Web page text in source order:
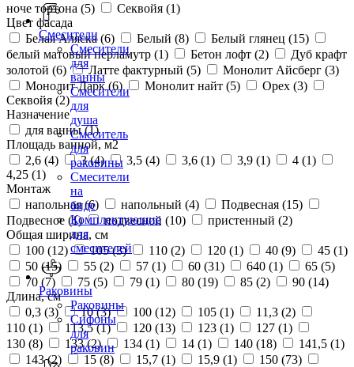
Смесители
Смесители
для
ванны
Смесители
для
душа
Смеситель
для
раковины
Смесители
на
биде
Комплектующие
для
смесителей
Раковины
Раковины
Сифоны
для
раковин
ноче тортона (5) Секвойя (1)
Цвет фасада
Белая Аляска (6) Белый (8) Белый глянец (15)
белый матовый перламутр (1) Бетон лофт (2)
Дуб крафт
золотой (6) Латте фактурный (5) Монолит Айсберг (3)
Монолит Дарк (6) Монолит найт (5) Орех (3)
Секвойя (2)
Назначение
для ванны (1)
Площадь ванной, м2
2,6 (4) 3 (4) 3,5 (4) 3,6 (1) 3,9 (1) 4 (1)
4,25 (1)
Монтаж
напольная (6) напольный (4) Подвесная (15)
Подвесное (1) подвесной (10) пристенный (2)
Общая ширина, см
100 (12) 105 (3) 110 (2) 120 (1) 40 (9) 45 (1)
50 (15) 55 (2) 57 (1) 60 (31) 640 (1) 65 (5)
70 (7) 75 (5) 79 (1) 80 (19) 85 (2) 90 (14)
Длина, см
0,3 (3) 10 (3) 100 (12) 105 (1) 11,3 (2)
110 (1) 113,5 (1) 120 (13) 123 (1) 127 (1)
130 (8) 133 (2) 134 (1) 14 (1) 140 (18) 141,5 (1)
143 (2) 15 (8) 15,7 (1) 15,9 (1) 150 (73)